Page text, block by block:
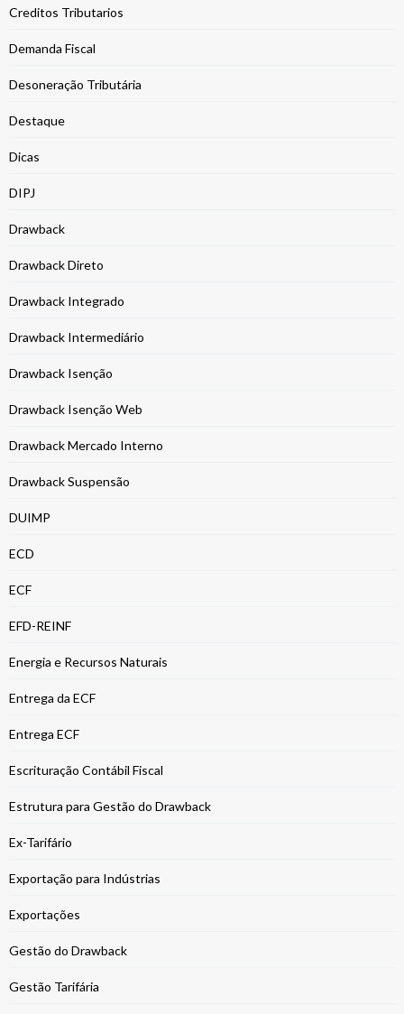
Creditos Tributarios
Demanda Fiscal
Desoneração Tributária
Destaque
Dicas
DIPJ
Drawback
Drawback Direto
Drawback Integrado
Drawback Intermediário
Drawback Isenção
Drawback Isenção Web
Drawback Mercado Interno
Drawback Suspensão
DUIMP
ECD
ECF
EFD-REINF
Energia e Recursos Naturais
Entrega da ECF
Entrega ECF
Escrituração Contábil Fiscal
Estrutura para Gestão do Drawback
Ex-Tarifário
Exportação para Indústrias
Exportações
Gestão do Drawback
Gestão Tarifária